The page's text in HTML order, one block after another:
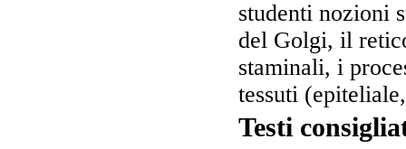
studenti nozioni
del Golgi, il
staminali, i
tessuti
Testi